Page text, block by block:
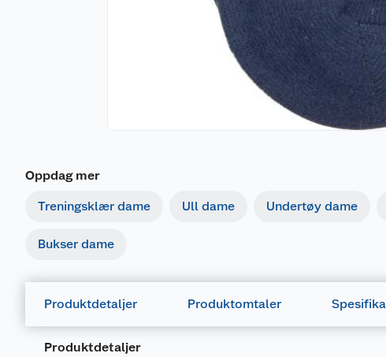
Oppdag mer
Treningsklær dame Ull dame Undertøy dame
Bukser dame
Produktdetaljer Produktomtaler
Produktdetaljer